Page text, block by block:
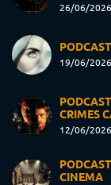
26/06/2026
19/06/2026
CRIMES
12/06/2026
CINEMA